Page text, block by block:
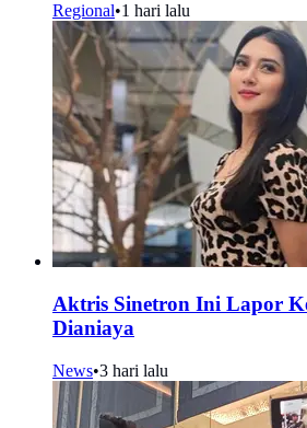
Regional•1 hari lalu
Aktris Sinetron Ini Lapor
Dianiaya
News•3 hari lalu